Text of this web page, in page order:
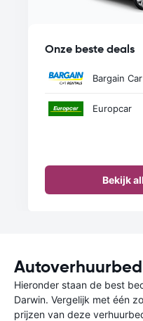
Onze beste deals
Bargain
Europcar
Bekijk
Hieronder staan de best
Darwin. Vergelijk met één
prijzen van deze